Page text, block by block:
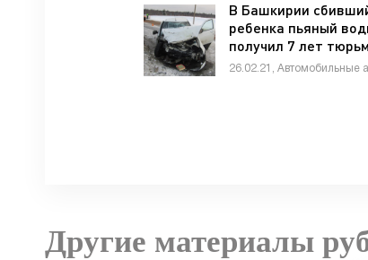
В Башкирии
ребенка пьяный
получил 7 лет
26.02.21, Автомобильные
Другие материалы